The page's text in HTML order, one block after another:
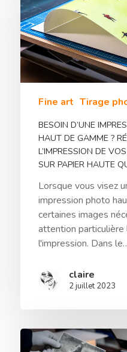
Fine art Tirage
BESOIN D’UNE
HAUT DE GAMME ?
L’IMPRESSION DE
SUR PAPIER HAUTE
Lorsque vous visez
impression photo
certaines images
attention particulière
l'impression. Dans
claire
2 juillet 2023